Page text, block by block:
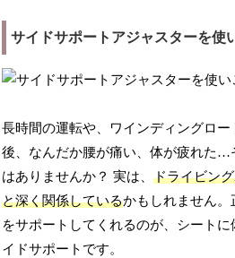
サイドサポートアジャスターを使
長時間の運転や、ワインディングロー
後、なんだか腰が痛い、体が疲れた…
はありませんか？ 実は、ドライビン
と深く関係しているかもしれません。
をサポートしてくれるのが、シートに
イドサポートです。